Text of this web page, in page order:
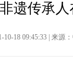
遗传承
10-18 09:45:33 | 来源